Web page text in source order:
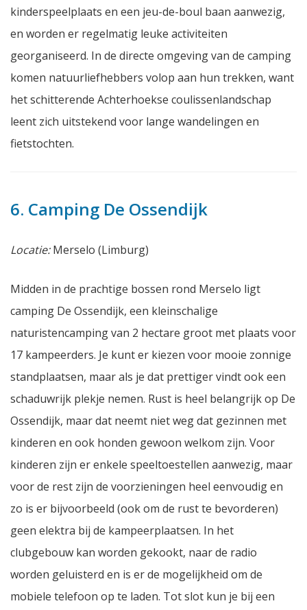
kinderspeelplaats en een jeu-de-boul baan aanwezig,
en worden er regelmatig leuke activiteiten
georganiseerd. In de directe omgeving van de camping
komen natuurliefhebbers volop aan hun trekken, want
het schitterende Achterhoekse coulissenlandschap
leent zich uitstekend voor lange wandelingen en
fietstochten.
6. Camping De Ossendijk
Locatie:Merselo (Limburg)
Midden in de prachtige bossen rond Merselo ligt
camping De Ossendijk, een kleinschalige
naturistencamping van 2 hectare groot met plaats voor
17 kampeerders. Je kunt er kiezen voor mooie zonnige
standplaatsen, maar als je dat prettiger vindt ook een
schaduwrijk plekje nemen. Rust is heel belangrijk op De
Ossendijk, maar dat neemt niet weg dat gezinnen met
kinderen en ook honden gewoon welkom zijn. Voor
kinderen zijn er enkele speeltoestellen aanwezig, maar
voor de rest zijn de voorzieningen heel eenvoudig en
zo is er bijvoorbeeld (ook om de rust te bevorderen)
geen elektra bij de kampeerplaatsen. In het
clubgebouw kan worden gekookt, naar de radio
worden geluisterd en is er de mogelijkheid om de
mobiele telefoon op te laden. Tot slot kun je bij een